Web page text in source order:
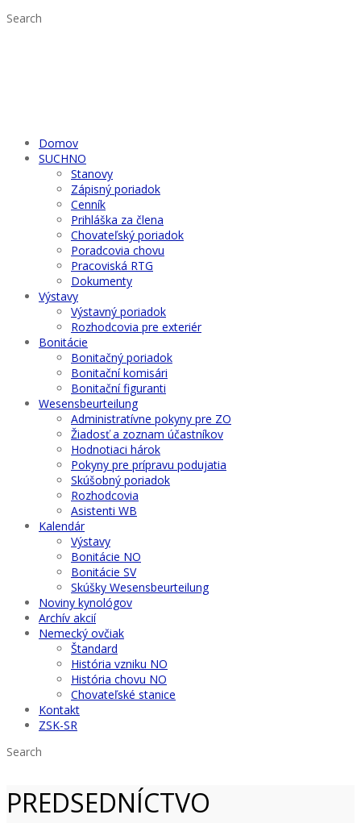
Search
Domov
SUCHNO
Stanovy
Zápisný poriadok
Cenník
Prihláška za člena
Chovateľský poriadok
Poradcovia chovu
Pracoviská RTG
Dokumenty
Výstavy
Výstavný poriadok
Rozhodcovia pre exteriér
Bonitácie
Bonitačný poriadok
Bonitační komisári
Bonitační figuranti
Wesensbeurteilung
Administratívne pokyny pre ZO
Žiadosť a zoznam účastníkov
Hodnotiaci hárok
Pokyny pre prípravu podujatia
Skúšobný poriadok
Rozhodcovia
Asistenti WB
Kalendár
Výstavy
Bonitácie NO
Bonitácie SV
Skúšky Wesensbeurteilung
Noviny kynológov
Archív akcií
Nemecký ovčiak
Štandard
História vzniku NO
História chovu NO
Chovateľské stanice
Kontakt
ZSK-SR
Search
PREDSEDNÍCTVO